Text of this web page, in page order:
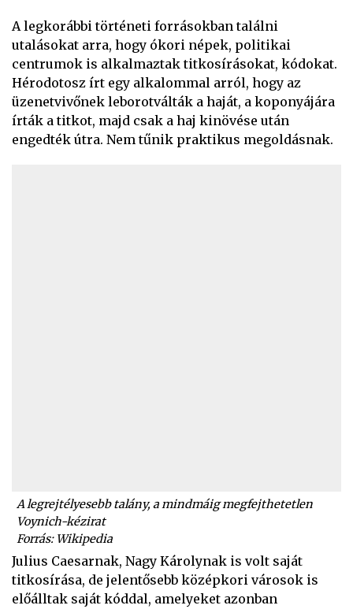
A legkorábbi történeti forrásokban találni
utalásokat arra, hogy ókori népek, politikai
centrumok is alkalmaztak titkosírásokat, kódokat.
Hérodotosz írt egy alkalommal arról, hogy az
üzenetvivőnek leborotválták a haját, a koponyájára
írták a titkot, majd csak a haj kinövése után
engedték útra. Nem tűnik praktikus megoldásnak.
A legrejtélyesebb talány, a mindmáig megfejthetetlen
Voynich-kézirat
Forrás: Wikipedia
Julius Caesarnak, Nagy Károlynak is volt saját
titkosírása, de jelentősebb középkori városok is
előálltak saját kóddal, amelyeket azonban